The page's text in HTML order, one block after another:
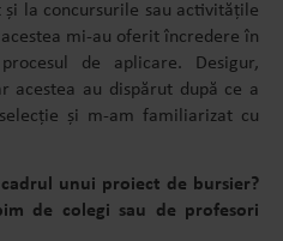
la concursurile sau activitățile
mi-au oferit încredere în
de aplicare. Desigur,
acestea au dispărut după ce a
și m-am familiarizat cu
unui proiect de bursier?
de colegi sau de profesori